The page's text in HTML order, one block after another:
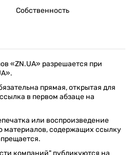
Собственность
«ZN.UA» разрешается при
прямая, открытая для
в первом абзаце на
или воспроизведение
материалов, содержащих ссылку